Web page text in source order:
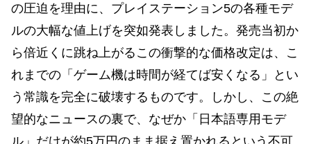
の圧迫を理由に、プレイステーション5の各種モデ
ルの大幅な値上げを突如発表しました。発売当初か
ら倍近くに跳ね上がるこの衝撃的な価格改定は、こ
れまでの「ゲーム機は時間が経てば安くなる」とい
う常識を完全に破壊するものです。しかし、この絶
望的なニュースの裏で、なぜか「日本語専用モデ
ル」だけが約5万円のまま据え置かれるという不可